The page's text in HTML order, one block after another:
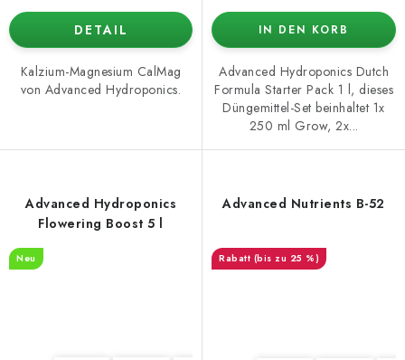
DETAIL
Kalzium-Magnesium CalMag
von Advanced Hydroponics.
IN DEN KORB
Advanced Hydroponics Dutch
Formula Starter Pack 1 l, dieses
Düngemittel-Set beinhaltet 1x
250 ml Grow, 2x...
Advanced Hydroponics
Flowering Boost 5 l
Neu
Advanced Nutrients B-52
(bis zu 25 %)